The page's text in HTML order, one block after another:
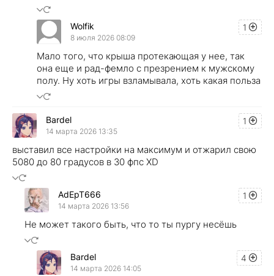
1
Wolfik
8 июля 2026 08:09
Мало того, что крыша протекающая у нее, так
она еще и рад-фемло с презрением к мужскому
полу. Ну хоть игры взламывала, хоть какая польза
1
Bardel
14 марта 2026 13:35
выставил все настройки на максимум и отжарил свою
5080 до 80 градусов в 30 фпс XD
1
AdEpT666
14 марта 2026 13:56
Не может такого быть, что то ты пургу несёшь
4
Bardel
14 марта 2026 14:05